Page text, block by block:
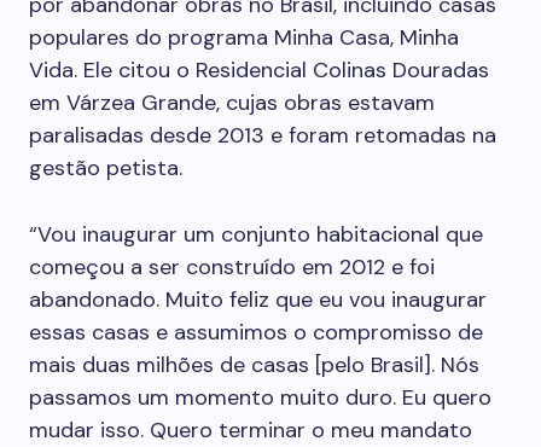
populares do programa Minha Casa, Minha
Vida. Ele citou o Residencial Colinas Douradas
em Várzea Grande, cujas obras estavam
paralisadas desde 2013 e foram retomadas na
gestão petista.
“Vou inaugurar um conjunto habitacional que
começou a ser construído em 2012 e foi
abandonado. Muito feliz que eu vou inaugurar
essas casas e assumimos o compromisso de
mais duas milhões de casas [pelo Brasil]. Nós
passamos um momento muito duro. Eu quero
mudar isso. Quero terminar o meu mandato